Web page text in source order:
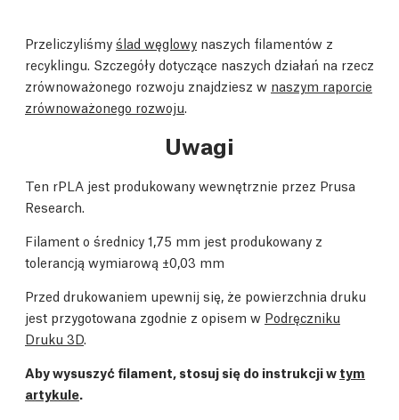
Przeliczyliśmy ślad węglowy naszych filamentów z
recyklingu. Szczegóły dotyczące naszych działań na rzecz
zrównoważonego rozwoju znajdziesz w naszym raporcie
zrównoważonego rozwoju
Uwagi
Ten rPLA jest produkowany wewnętrznie przez Prusa
Research.
Filament o średnicy 1,75 mm jest produkowany z
tolerancją wymiarową ±0,03 mm
Przed drukowaniem upewnij się, że powierzchnia druku
jest przygotowana zgodnie z opisem w Podręczniku
Druku 3D
Aby wysuszyć filament, stosuj się do instrukcji w tym
artykule.